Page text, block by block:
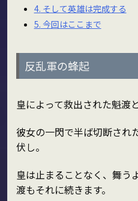
4. そして英雄は完成する
5. 今回はここまで
反乱軍の蜂起
皇によって救出された魁渡
彼女の一閃で半ば切断され
伏し。
皇は止まることなく、舞う
渡もそれに続きます。